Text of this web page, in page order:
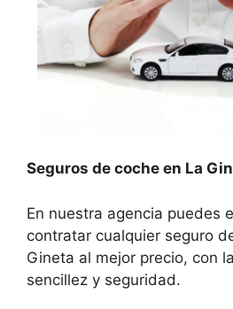
Seguros de coche en La
En nuestra agencia puedes
contratar cualquier seguro
Gineta al mejor precio, con
sencillez y seguridad.